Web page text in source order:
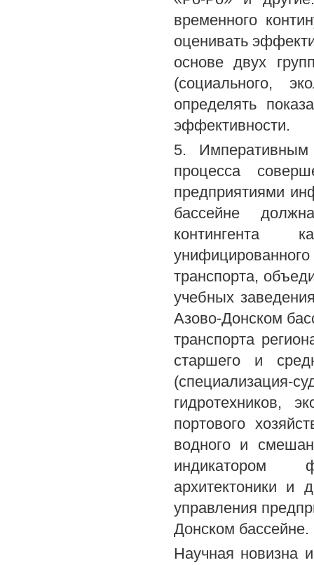
временного
оценивать
основе двух
(социального,
определять
эффективности.
5. Императивным
процесса
предприятиями
бассейне
контингента
транспорта,
учебных
Азово-Донском
транспорта
старшего и
гидротехников,
портового
водного и
индикатором
архитектоники и
управления
Донском бассейне.
Научная новизна